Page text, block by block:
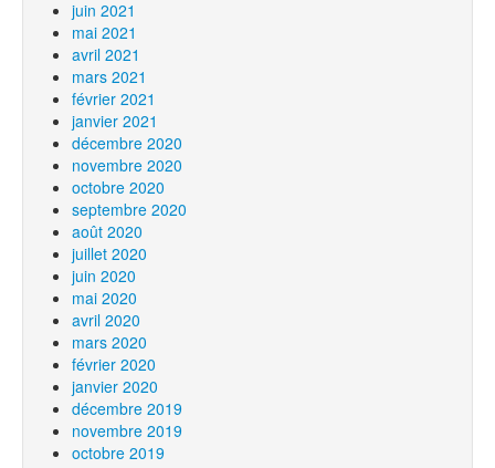
juin 2021
mai 2021
avril 2021
mars 2021
février 2021
janvier 2021
décembre 2020
novembre 2020
octobre 2020
septembre 2020
août 2020
juillet 2020
juin 2020
mai 2020
avril 2020
mars 2020
février 2020
janvier 2020
décembre 2019
novembre 2019
octobre 2019